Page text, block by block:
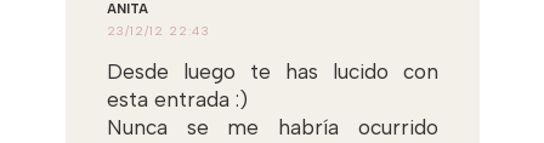
ANITA
23/12/12 22:43
Desde luego te has lucido con
esta entrada :)
Nunca se me habría ocurrido